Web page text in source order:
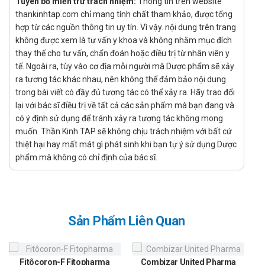
Thuốc bổ sung kali hoặc muối thay thế chứa kali: Sử dụng
đồng thời với Nonanti có thể làm tăng nồng độ kali trong
máu, gây nguy hiểm cho tim mạch.
Thuốc kháng viêm không steroid (NSAIDs) như ibuprofen,
naproxen: Có thể giảm hiệu quả hạ huyết áp của Nonanti
và tăng nguy cơ suy giảm chức năng thận.
Lithium: Dùng cùng Nonanti có thể tăng nồng độ lithium
trong máu, dẫn đến ngộ độc lithium.
Rifampicin: Có thể làm giảm nồng độ Losartan trong máu,
giảm hiệu quả điều trị của Nonanti.
Các lựa chọn thay thế Nonanti
chuyển angiotensin (ACE inhibitor), giúp giãn mạch và
Candesartan, một ARB tương tự Losartan, hoạt động bằng
cách ngăn chặn tác động của angiotensin II lên thụ thể,
thankinhtap.com chỉ mang tính chất tham khảo, được tổng
hợp từ các nguồn thông tin uy tín. Vì vậy. nội dung trên trang
không được xem là tư vấn y khoa và không nhằm mục đích
thay thế cho tư vấn, chẩn đoán hoặc điều trị từ nhân viên y
tế. Ngoài ra, tùy vào cơ địa mỗi người mà Dược phẩm sẽ xảy
ra tương tác khác nhau, nên không thể đảm bảo nội dung
trong bài viết có đầy đủ tương tác có thể xảy ra. Hãy trao đổi
lại với bác sĩ điều trị về tất cả các sản phẩm mà bạn đang và
có ý định sử dụng để tránh xảy ra tương tác không mong
muốn. Thần Kinh TAP sẽ không chịu trách nhiệm với bất cứ
thiệt hại hay mất mát gì phát sinh khi bạn tự ý sử dụng Dược
phẩm mà không có chỉ định của bác sĩ.
Sản Phẩm Liên Quan
Fitôcoron-F Fitopharma Combizar United Pharma